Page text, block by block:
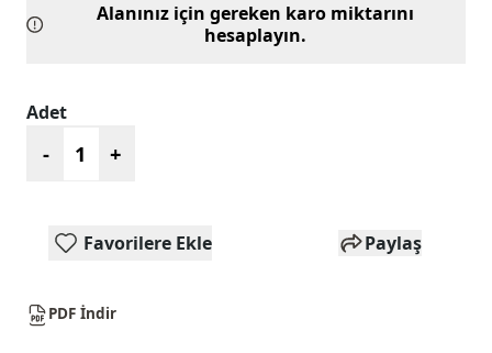
Alanınız için gereken karo miktarını
hesaplayın.
Adet
- +
Favorilere Ekle Paylaş
PDF İndir